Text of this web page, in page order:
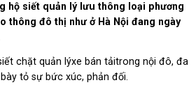
hộ siết quản lý lưu thông loại phương
thông đô thị như ở Hà Nội đang ngày
chặt quản lýxe bán tảitrong nội đô, đa
tỏ sự bức xúc, phản đối.